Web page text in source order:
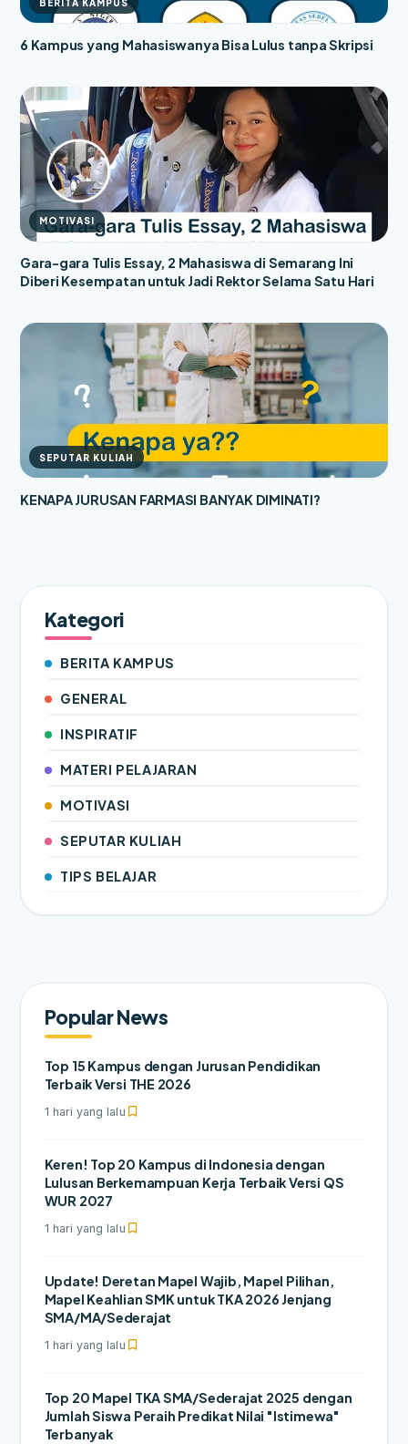
BERITA KAMPUS
6 Kampus yang Mahasiswanya Bisa Lulus tanpa Skripsi
MOTIVASI
Gara-gara Tulis Essay, 2 Mahasiswa di Semarang Ini
Diberi Kesempatan untuk Jadi Rektor Selama Satu Hari
SEPUTAR KULIAH
KENAPA JURUSAN FARMASI BANYAK DIMINATI?
Kategori
BERITA KAMPUS
GENERAL
INSPIRATIF
MATERI PELAJARAN
MOTIVASI
SEPUTAR KULIAH
TIPS BELAJAR
Popular News
Top 15 Kampus dengan Jurusan Pendidikan
Terbaik Versi THE 2026
1 hari yang lalu
Keren! Top 20 Kampus di Indonesia dengan
Lulusan Berkemampuan Kerja Terbaik Versi QS
WUR 2027
1 hari yang lalu
Update! Deretan Mapel Wajib, Mapel Pilihan,
Mapel Keahlian SMK untuk TKA 2026 Jenjang
SMA/MA/Sederajat
1 hari yang lalu
Top 20 Mapel TKA SMA/Sederajat 2025 dengan
Jumlah Siswa Peraih Predikat Nilai "Istimewa"
Terbanyak